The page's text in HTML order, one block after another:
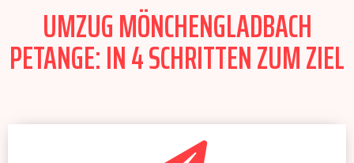
UMZUG MÖNCHENGLADBACH
PETANGE: IN 4 SCHRITTEN ZUM ZIEL